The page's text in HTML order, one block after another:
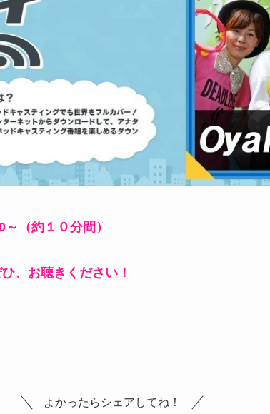
（約１０分間）
、お聴きください！
よかったらシェアしてね！